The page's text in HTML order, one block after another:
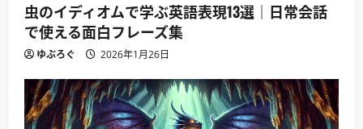
虫のイディオムで学ぶ英語表現13選｜日常会話
で使える面白フレーズ集
ゆぶろぐ 2026年1月26日